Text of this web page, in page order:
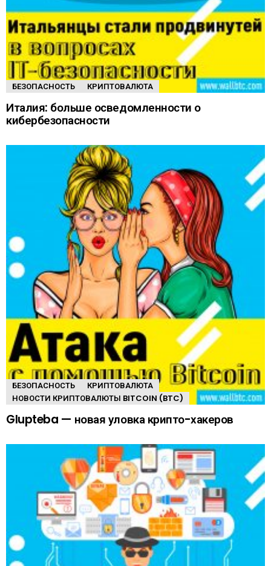
БЕЗОПАСНОСТЬ КРИПТОВАЛЮТА
Италия: больше осведомленности о
кибербезопасности
БЕЗОПАСНОСТЬ
КРИПТОВАЛЮТА
НОВОСТИ КРИПТОВАЛЮТЫ BITCOIN (BTC)
Glupteba — новая уловка крипто-хакеров